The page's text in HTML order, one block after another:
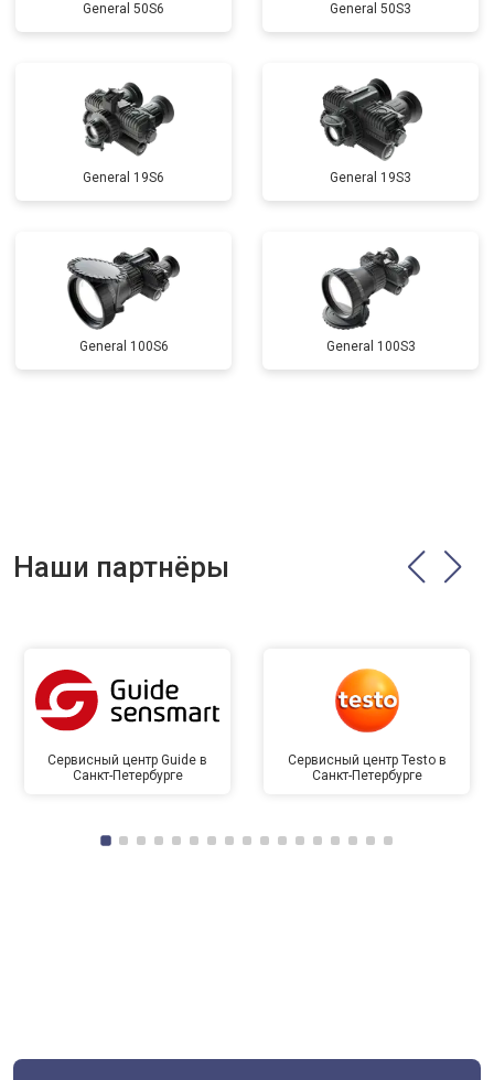
General 50S6 General 50S3
General 19S6 General 19S3
General 100S6 General 100S3
Наши партнёры
Сервисный центр Guide в
Санкт-Петербурге
Сервисный центр Testo в
Санкт-Петербурге